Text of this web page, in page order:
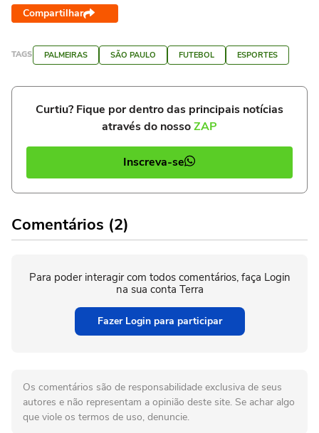
Compartilhar
TAGS PALMEIRAS SÃO PAULO FUTEBOL ESPORTES
Curtiu? Fique por dentro das principais notícias
através do nossoZAP
Inscreva-se
Comentários (2)
Para poder interagir com todos comentários, faça Login
na sua conta Terra
Fazer Login para participar
Os comentários são de responsabilidade exclusiva de seus
autores e não representam a opinião deste site. Se achar algo
que viole os termos de uso, denuncie.